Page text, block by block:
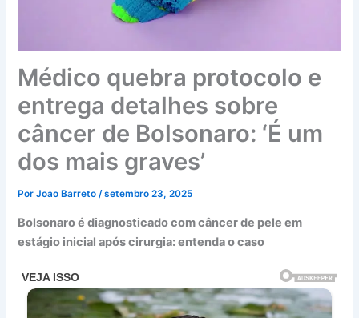
Médico quebra protocolo e
entrega detalhes sobre
câncer de Bolsonaro: ‘É um
dos mais graves’
PorJoao Barreto/setembro 23, 2025
Bolsonaro é diagnosticado com câncer de pele em
estágio inicial após cirurgia: entenda o caso